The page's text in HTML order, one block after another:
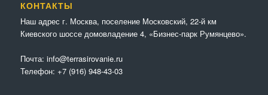
КОНТАКТЫ
Наш адрес г. Москва, поселение Московский, 22-й км
Киевского шоссе домовладение 4, «Бизнес-парк Румянцево».
Почта: info@terrasirovanie.ru
Телефон: +7 (916) 948-43-03